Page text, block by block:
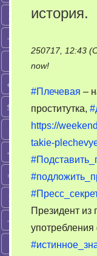
история.
250717, 12:43
now!on
семьи.
Плечевая
история.
#Плечевая –
проститутка,
https://
takie-
Президент из